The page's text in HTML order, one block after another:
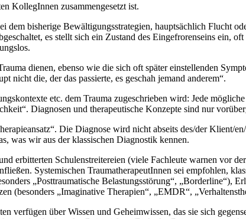
KollegInnen zusammengesetzt ist.
dem bisherige Bewältigungsstrategien, hauptsächlich Flucht
es stellt sich ein Zustand des Eingefrorenseins ein,
dienen, ebenso wie die sich oft später einstellenden
nicht die, der das passierte, es geschah jemand anderem“.
etc. dem Trauma zugeschrieben wird: Jede
Diagnosen und therapeutische Konzepte sind nur
Die Diagnose wird nicht abseits des/der Klient/
was wir aus der klassischen Diagnostik kennen.
erbitterten Schulenstreitereien (viele Fachleute warnen vor
Systemischen TraumatherapeutInnen sei empfohlen,
„Posttraumatische Belastungsstörung“, „Borderline“),
(besonders „Imaginative Therapien“, „EMDR“,
verfügen über Wissen und Geheimwissen, das sie sich